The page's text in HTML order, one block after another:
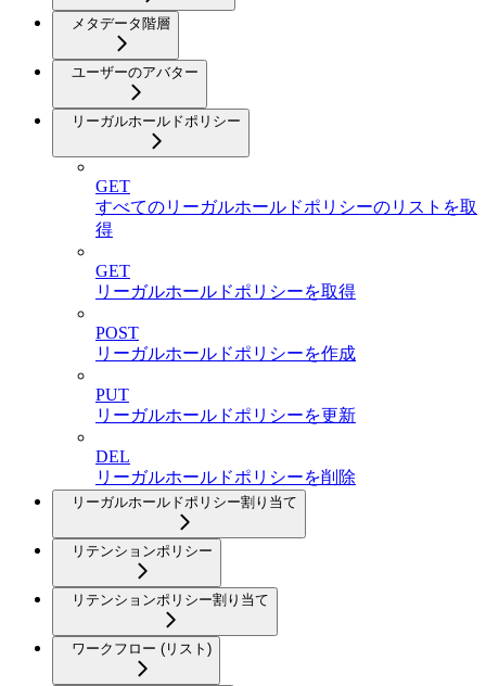
メタデータ階層
ユーザーのアバター
リーガルホールドポリシー
GET
すべてのリーガルホールドポリシーのリストを取
得
GET
リーガルホールドポリシーを取得
POST
リーガルホールドポリシーを作成
PUT
リーガルホールドポリシーを更新
DEL
リーガルホールドポリシーを削除
リーガルホールドポリシー割り当て
リテンションポリシー
リテンションポリシー割り当て
ワークフロー (リスト)